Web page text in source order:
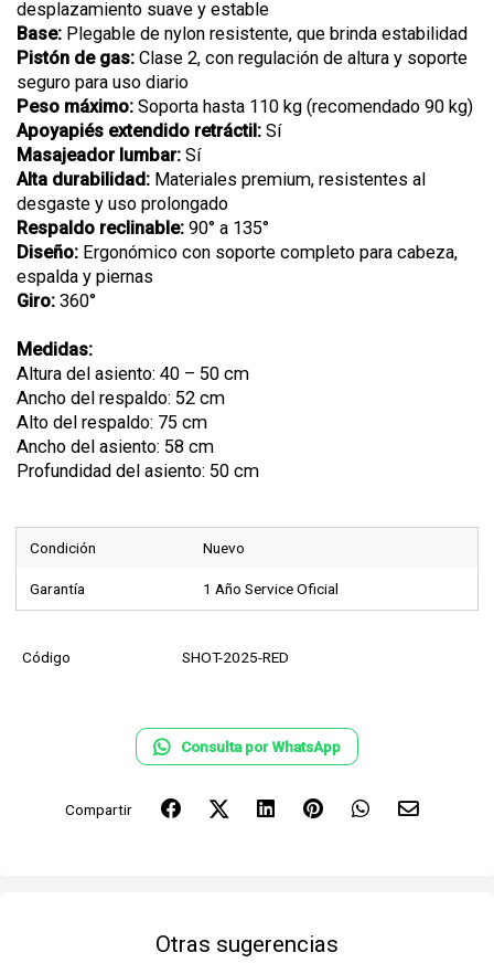
desplazamiento suave y estable
Base: Plegable de nylon resistente, que brinda estabilidad
Pistón de gas: Clase 2, con regulación de altura y soporte
seguro para uso diario
Peso máximo: Soporta hasta 110 kg (recomendado 90 kg)
Apoyapiés extendido retráctil: Sí
Masajeador lumbar: Sí
Alta durabilidad: Materiales premium, resistentes al
desgaste y uso prolongado
Respaldo reclinable: 90° a 135°
Diseño: Ergonómico con soporte completo para cabeza,
espalda y piernas
Giro: 360°
Medidas:
Altura del asiento: 40 – 50 cm
Ancho del respaldo: 52 cm
Alto del respaldo: 75 cm
Ancho del asiento: 58 cm
Profundidad del asiento: 50 cm
Condición Nuevo
Garantía 1 Año Service Oficial
Código SHOT-2025-RED
Consulta por WhatsApp
Compartir
Otras sugerencias